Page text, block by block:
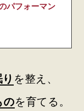
パフォーマン
を整え、
のを育てる。